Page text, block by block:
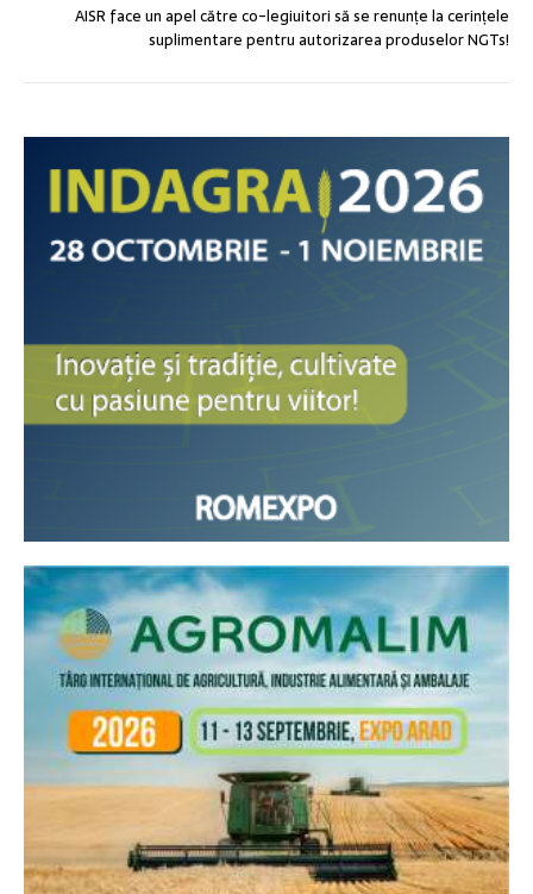
AISR face un apel către co-legiuitori să se renunțe la cerințele
suplimentare pentru autorizarea produselor NGTs!